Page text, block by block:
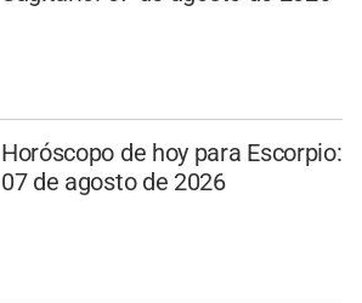
Horóscopo de hoy para Escorpio:
07 de agosto de 2026